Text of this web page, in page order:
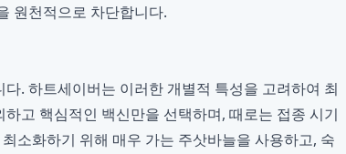
원천적으로 차단합니다.
. 하트세이버는 이러한 개별적 특성을 고려하여 최
고 핵심적인 백신만을 선택하며, 때로는 접종 시기
소화하기 위해 매우 가는 주삿바늘을 사용하고, 숙